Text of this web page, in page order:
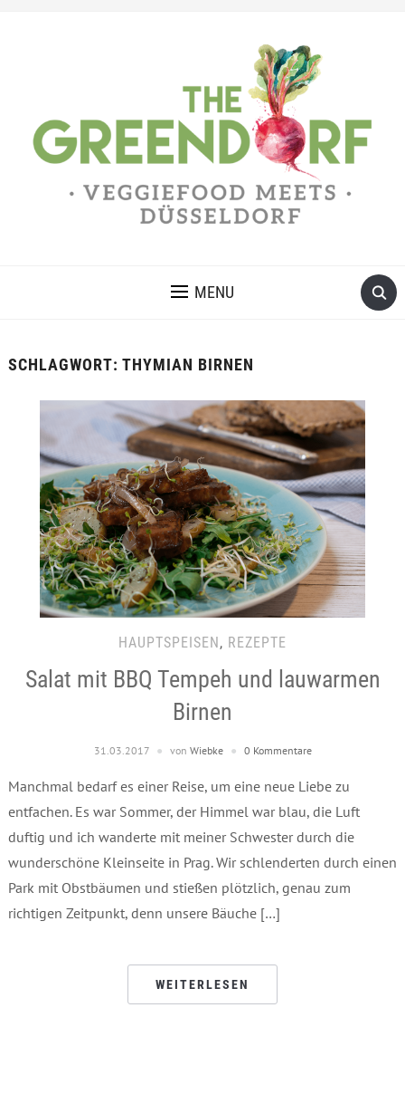
MENU
SCHLAGWORT: THYMIAN BIRNEN
HAUPTSPEISEN, REZEPTE
Salat mit BBQ Tempeh und lauwarmen
Birnen
31.03.2017 von Wiebke 0 Kommentare
Manchmal bedarf es einer Reise, um eine neue Liebe zu
entfachen. Es war Sommer, der Himmel war blau, die Luft
duftig und ich wanderte mit meiner Schwester durch die
wunderschöne Kleinseite in Prag. Wir schlenderten durch einen
Park mit Obstbäumen und stießen plötzlich, genau zum
richtigen Zeitpunkt, denn unsere Bäuche […]
WEITERLESEN